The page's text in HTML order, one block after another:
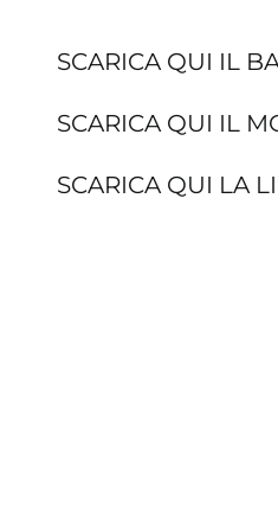
SCARICA QUI IL
SCARICA QUI IL
SCARICA QUI LA